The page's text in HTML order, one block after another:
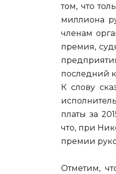
том, что
миллиона
членам
премия,
последний
К слову
платы за
что, при
премии
Отметим,